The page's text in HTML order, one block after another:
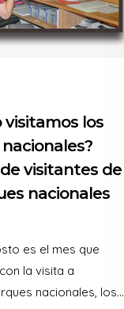
visitamos los
visitantes de
nacionales
es el mes que
la visita a
nacionales, los…